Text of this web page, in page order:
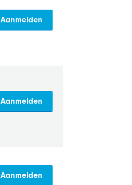
Aanmelden
Aanmelden
Aanmelden